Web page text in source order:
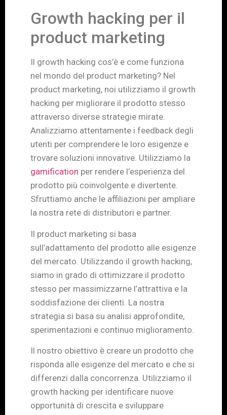
Growth hacking per il
product marketing
Il growth hacking cos’è e come funziona
nel mondo del product marketing? Nel
product marketing, noi utilizziamo il growth
hacking per migliorare il prodotto stesso
attraverso diverse strategie mirate.
Analizziamo attentamente i feedback degli
utenti per comprendere le loro esigenze e
trovare soluzioni innovative. Utilizziamo la
gamification per rendere l’esperienza del
prodotto più coinvolgente e divertente.
Sfruttiamo anche le affiliazioni per ampliare
la nostra rete di distributori e partner.
Il product marketing si basa
sull’adattamento del prodotto alle esigenze
del mercato. Utilizzando il growth hacking,
siamo in grado di ottimizzare il prodotto
stesso per massimizzarne l’attrattiva e la
soddisfazione dei clienti. La nostra
strategia si basa su analisi approfondite,
sperimentazioni e continuo miglioramento.
Il nostro obiettivo è creare un prodotto che
risponda alle esigenze del mercato e che si
differenzi dalla concorrenza. Utilizziamo il
growth hacking per identificare nuove
opportunità di crescita e sviluppare